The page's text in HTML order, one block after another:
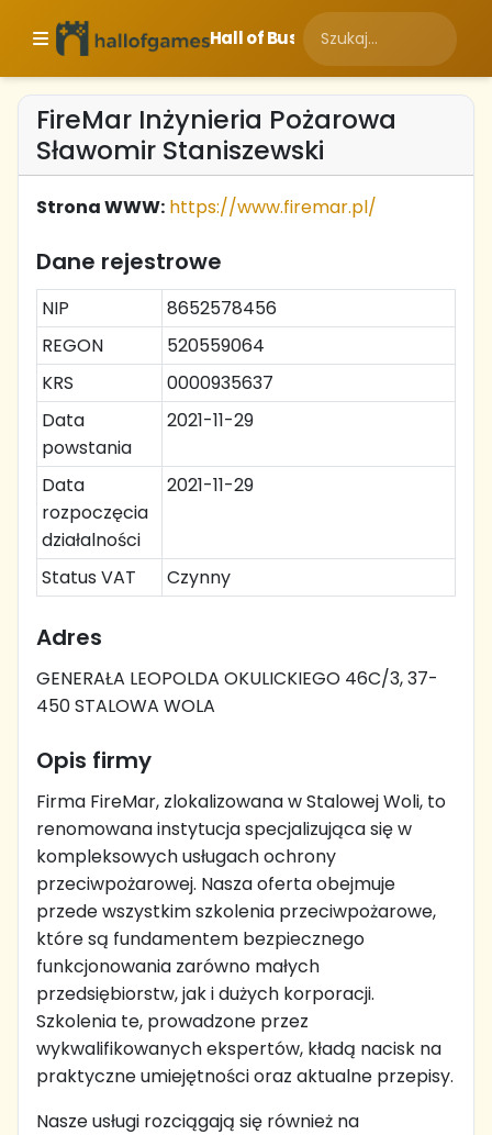
Hall of Business
FireMar Inżynieria Pożarowa
Sławomir Staniszewski
Strona WWW: https://www.firemar.pl/
Dane rejestrowe
NIP
8652578456
REGON
520559064
KRS
0000935637
Data
powstania
2021-11-29
Data
rozpoczęcia
działalności
2021-11-29
Status VAT Czynny
Adres
GENERAŁA LEOPOLDA OKULICKIEGO 46C/3, 37-
450 STALOWA WOLA
Opis firmy
Firma FireMar, zlokalizowana w Stalowej Woli, to
renomowana instytucja specjalizująca się w
kompleksowych usługach ochrony
przeciwpożarowej. Nasza oferta obejmuje
przede wszystkim szkolenia przeciwpożarowe,
które są fundamentem bezpiecznego
funkcjonowania zarówno małych
przedsiębiorstw, jak i dużych korporacji.
Szkolenia te, prowadzone przez
wykwalifikowanych ekspertów, kładą nacisk na
praktyczne umiejętności oraz aktualne przepisy.
Nasze usługi rozciągają się również na